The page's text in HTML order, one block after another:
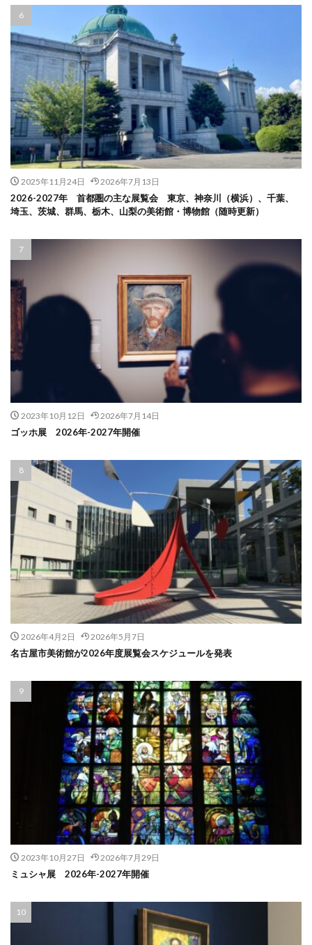
2025年11月24日 2026年7月13日
2026-2027年 首都圏の主な展覧会 東京、神奈川（横浜）、千葉、
埼玉、茨城、群馬、栃木、山梨の美術館・博物館（随時更新）
2023年10月12日 2026年7月14日
ゴッホ展 2026年-2027年開催
2026年4月2日 2026年5月7日
名古屋市美術館が2026年度展覧会スケジュールを発表
2023年10月27日 2026年7月29日
ミュシャ展 2026年-2027年開催